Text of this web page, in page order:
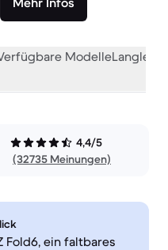
Modelle
4,4/5
(32735 Meinungen)
Fold6, ein faltbares